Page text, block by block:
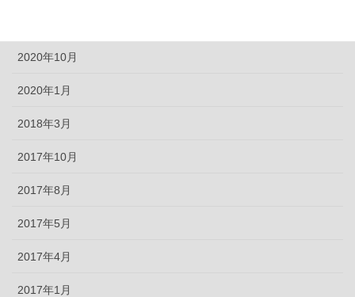
2020年10月
2020年1月
2018年3月
2017年10月
2017年8月
2017年5月
2017年4月
2017年1月